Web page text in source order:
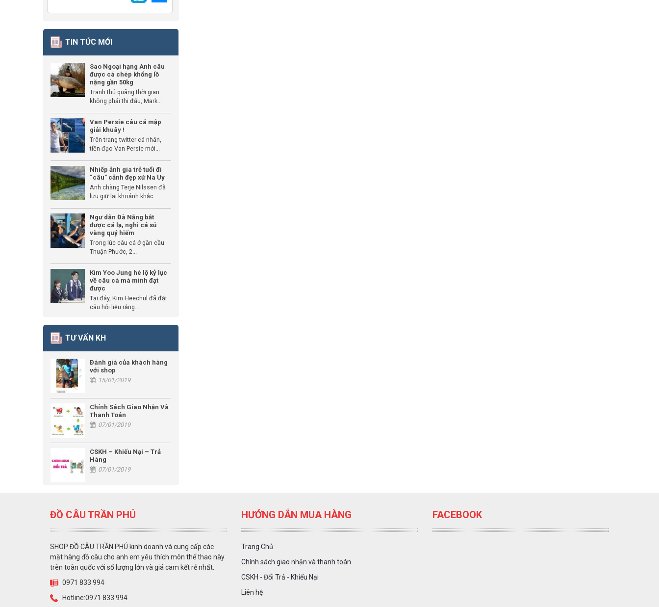
TIN TỨC MỚI
Sao Ngoại hạng Anh câu
được cá chép khổng lồ
nặng gần 50kg
Tranh thủ quãng thời gian
không phải thi đấu, Mark...
Van Persie câu cá mập
giải khuây !
Trên trang twitter cá nhân,
tiền đạo Van Persie mới...
Nhiếp ảnh gia trẻ tuổi đi
“câu” cảnh đẹp xứ Na Uy
Anh chàng Terje Nilssen đã
lưu giữ lại khoảnh khắc...
Ngư dân Đà Nẵng bắt
được cá lạ, nghi cá sủ
vàng quý hiếm
Trong lúc câu cá ở gần cầu
Thuận Phước, 2...
Kim Yoo Jung hé lộ kỷ lục
về câu cá mà mình đạt
được
Tại đây, Kim Heechul đã đặt
câu hỏi liệu rằng...
TƯ VẤN KH
Đánh giá của khách hàng
với shop
15/01/2019
Chính Sách Giao Nhận Và
Thanh Toán
07/01/2019
CSKH – Khiếu Nại – Trả
Hàng
07/01/2019
ĐỒ CÂU TRẦN PHÚ
SHOP ĐỒ CÂU TRẦN PHÚ kinh doanh và cung cấp các
mặt hàng đồ câu cho anh em yêu thích môn thể thao này
trên toàn quốc với số lượng lớn và giá cam kết rẻ nhất.
0971 833 994
Hotline:0971 833 994
HƯỚNG DẪN MUA HÀNG
Trang Chủ
Chính sách giao nhận và thanh toán
CSKH - Đổi Trả - Khiếu Nại
Liên hệ
FACEBOOK